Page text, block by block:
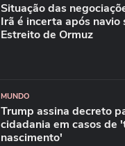
Situação das
Irã é incerta após
Estreito de Ormuz
MUNDO
Trump assina decreto
cidadania em casos de
nascimento'